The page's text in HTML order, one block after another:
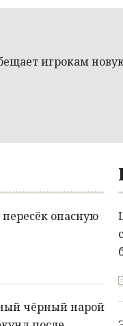
игрокам
опасную
чёрный нарой